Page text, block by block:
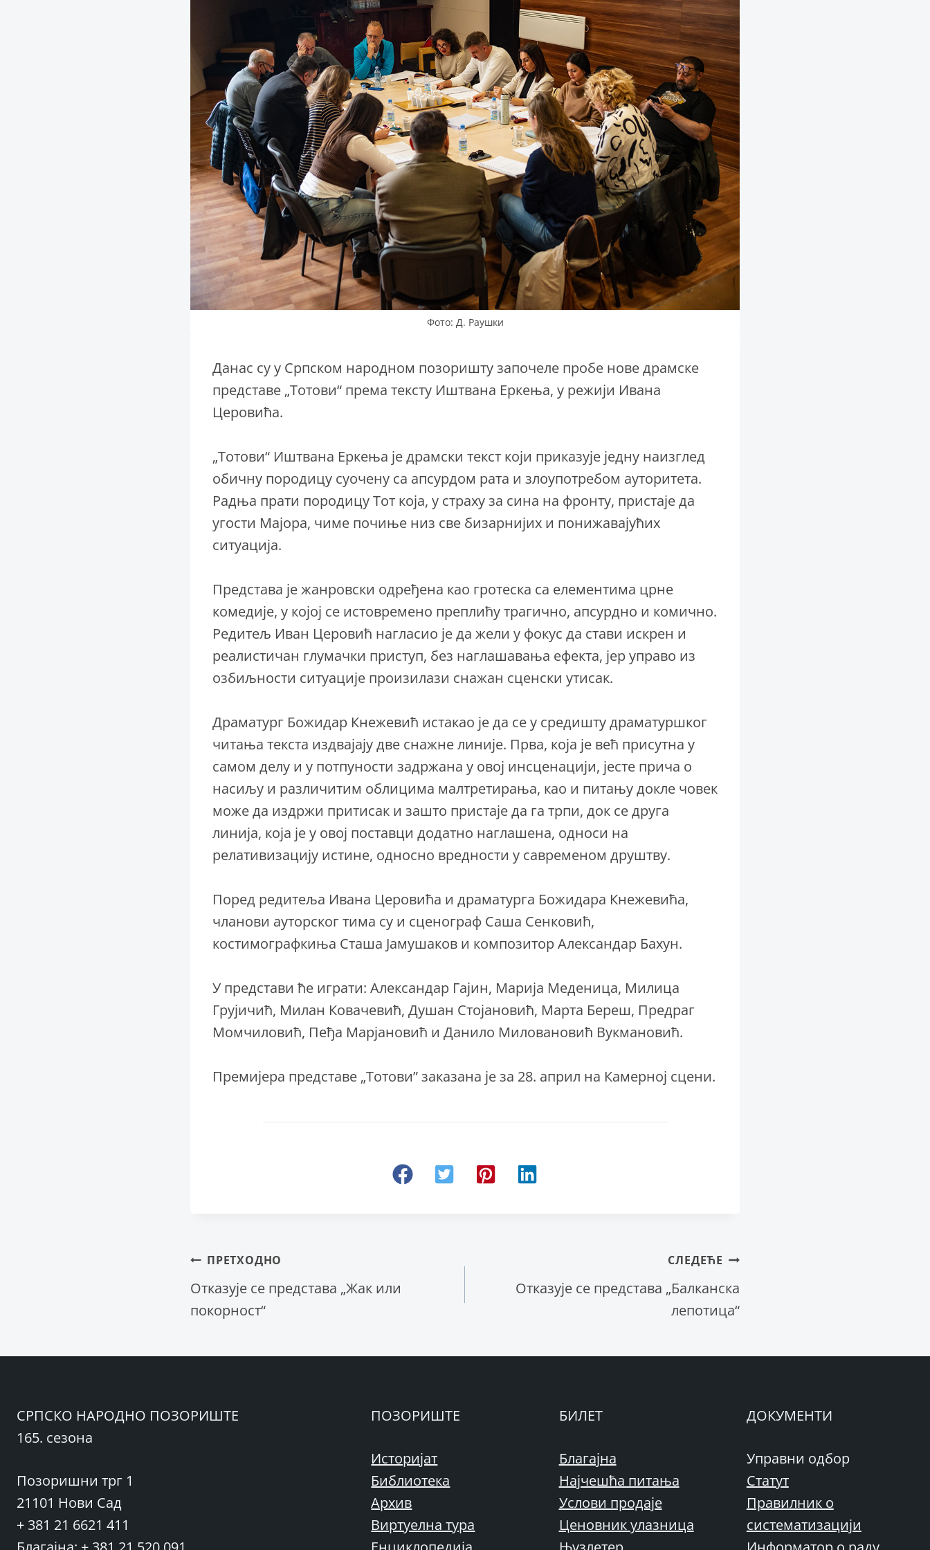
Фото: Д. Раушки
Данас су у Српском народном позоришту започеле пробе нове драмске
представе „Тотови“ према тексту Иштвана Еркења, у режији Ивана
Церовића.
„Тотови“ Иштвана Еркења је драмски текст који приказује једну наизглед
обичну породицу суочену са апсурдом рата и злоупотребом ауторитета.
Радња прати породицу Тот која, у страху за сина на фронту, пристаје да
угости Мајора, чиме почиње низ све бизарнијих и понижавајућих
ситуација.
Представа је жанровски одређена као гротеска са елементима црне
комедије, у којој се истовремено преплићу трагично, апсурдно и комично.
Редитељ Иван Церовић нагласио је да жели у фокус да стави искрен и
реалистичан глумачки приступ, без наглашавања ефекта, јер управо из
озбиљности ситуације произилази снажан сценски утисак.
Драматург Божидар Кнежевић истакао је да се у средишту драматуршког
читања текста издвајају две снажне линије. Прва, која је већ присутна у
самом делу и у потпуности задржана у овој инсценацији, јесте прича о
насиљу и различитим облицима малтретирања, као и питању докле човек
може да издржи притисак и зашто пристаје да га трпи, док се друга
линија, која је у овој поставци додатно наглашена, односи на
релативизацију истине, односно вредности у савременом друштву.
Поред редитеља Ивана Церовића и драматурга Божидара Кнежевића,
чланови ауторског тима су и сценограф Саша Сенковић,
костимографкиња Сташа Јамушаков и композитор Александар Бахун.
У представи ће играти: Александар Гајин, Марија Меденица, Милица
Грујичић, Милан Ковачевић, Душан Стојановић, Марта Береш, Предраг
Момчиловић, Пеђа Марјановић и Данило Миловановић Вукмановић.
Премијера представе „Тотови” заказана је за 28. април на Камерној сцени.
Кретање
чланка
ПРЕТХОДНО
Отказује се представа „Жак или
покорност“
СЛЕДЕЋЕ
Отказује се представа „Балканска
лепотица“
СРПСКО НАРОДНО ПОЗОРИШТЕ
165. сезона
Позоришни трг 1
21101 Нови Сад
+ 381 21 6621 411
ПОЗОРИШТЕ
Историјат
Библиотека
Архив
Виртуелна тура
БИЛЕТ
Благајна
Најчешћа питања
Услови продаје
Ценовник улазница
ДОКУМЕНТИ
Управни одбор
Статут
Правилник о
систематизацији